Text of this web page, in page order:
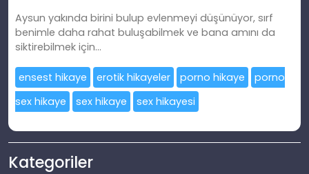
Aysun yakında birini bulup evlenmeyi düşünüyor, sırf
benimle daha rahat buluşabilmek ve bana amını da
siktirebilmek için…
ensest hikaye erotik hikayeler porno hikaye
porno
sex hikaye
sex hikaye sex hikayesi
Kategoriler